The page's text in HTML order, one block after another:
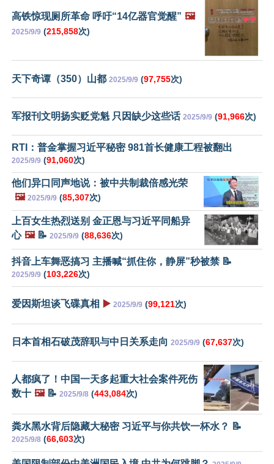
高铁惊现厕所革命 呼吁“14亿器官觉醒” 🖼️
2025/9/9 (215,858次)
天下奇谭（350）山都 2025/9/9 (97,755次)
军报刊文明扬实贬党魁 只因缺少这些话 2025/9/9 (91,966次)
RTI：普金掌握习近平秘密 981首长健康工程被翻出
2025/9/9 (91,060次)
他们异口同声地说：被中共制裁倍感光荣
🖼️ 2025/9/9 (85,307次)
上百女生热烈送别 金正恩与习近平同船异
心 🖼️📝 2025/9/9 (88,636次)
抖音上车舞恶搞习 主播喊“抓住你，静屏”秒被禁 📝
2025/9/9 (103,226次)
爱因斯坦谈飞碟真相 ▶️ 2025/9/9 (99,121次)
日本首相石破茂辞职与中日关系走向 2025/9/9 (67,637次)
人都疯了！中国一天多起重大社会案件死伤
数十 🖼️📝 2025/9/8 (443,084次)
粪水黑水背后隐藏大秘密 习近平与你共饮一杯水？ 📝
2025/9/8 (66,603次)